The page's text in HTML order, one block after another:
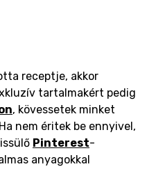
receptje, akkor
tartalmakért pedig
, kövessetek minket
nem éritek be ennyivel,
Pinterest-
anyagokkal